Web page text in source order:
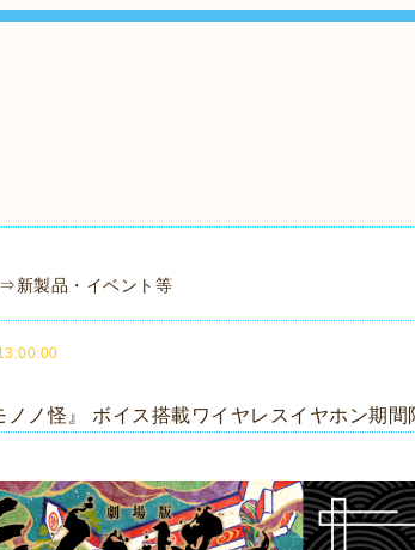
新製品・イベント等
ノノ怪』 ボイス搭載ワイヤレスイヤホン期